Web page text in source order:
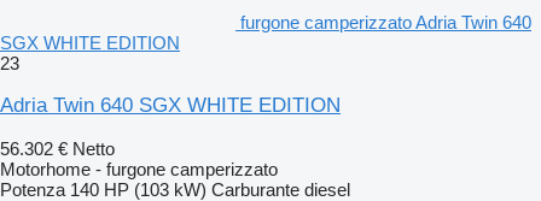
furgone camperizzato Adria Twin 640
SGX WHITE EDITION
23
Adria Twin 640 SGX WHITE EDITION
56.302 € Netto
Motorhome - furgone camperizzato
Potenza 140 HP (103 kW) Carburante diesel